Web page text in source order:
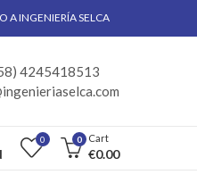
A INGENIERÍA SELCA
4245418513
0 0 Cart
€0.00